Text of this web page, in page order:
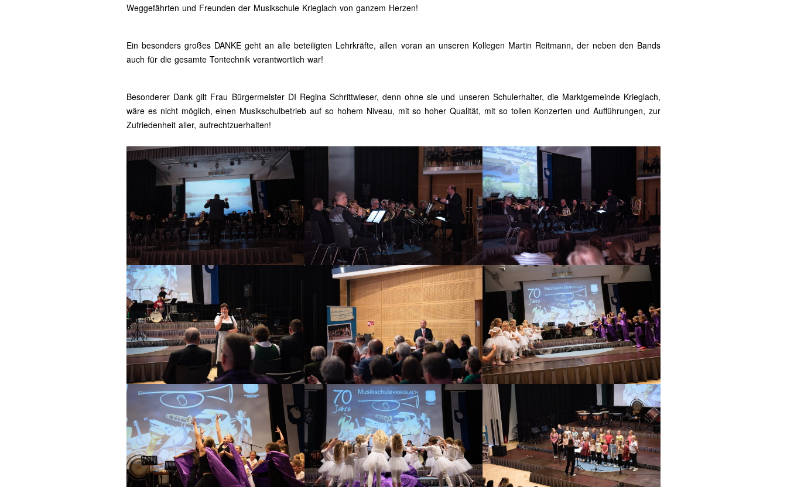
Weggefährten und Freunden der Musikschule Krieglach von ganzem Herzen!
Ein besonders großes DANKE geht an alle beteiligten Lehrkräfte, allen voran an unseren Kollegen Martin Reitmann, der neben den Bands
auch für die gesamte Tontechnik verantwortlich war!
Besonderer Dank gilt Frau Bürgermeister DI Regina Schrittwieser, denn ohne sie und unseren Schulerhalter, die Marktgemeinde Krieglach,
wäre es nicht möglich, einen Musikschulbetrieb auf so hohem Niveau, mit so hoher Qualität, mit so tollen Konzerten und Aufführungen, zur
Zufriedenheit aller, aufrechtzuerhalten!